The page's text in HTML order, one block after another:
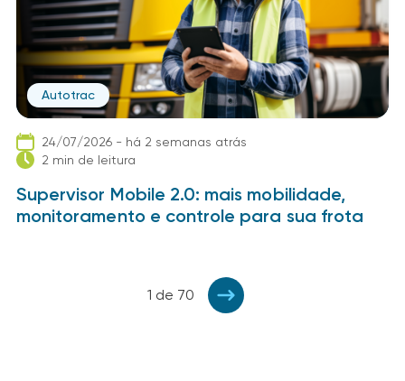
Autotrac
24/07/2026 - há 2 semanas atrás
2 min de leitura
Supervisor Mobile 2.0: mais mobilidade,
monitoramento e controle para sua frota
1 de 70